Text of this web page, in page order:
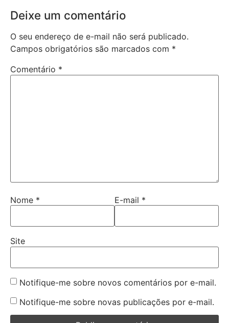
Deixe um comentário
O seu endereço de e-mail não será publicado.
Campos obrigatórios são marcados com *
Comentário *
Nome * E-mail *
Site
Notifique-me sobre novos comentários por e-mail.
Notifique-me sobre novas publicações por e-mail.